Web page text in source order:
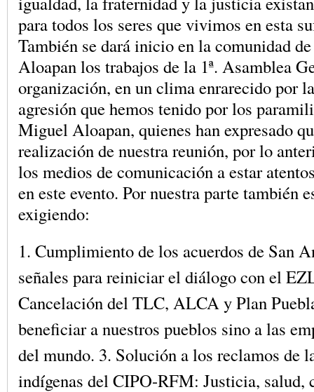
para todos los seres que vivimos en esta
También se dará inicio en la comunidad
Aloapan los trabajos de la 1ª. Asamblea
organización, en un clima enrarecido por
agresión que hemos tenido por los
Miguel Aloapan, quienes han expresado
realización de nuestra reunión, por lo
los medios de comunicación a estar
en este evento. Por nuestra parte también
exigiendo:
1. Cumplimiento de los acuerdos de San
señales para reiniciar el diálogo con el
Cancelación del TLC, ALCA y Plan
beneficiar a nuestros pueblos sino a las
del mundo. 3. Solución a los reclamos de
indígenas del CIPO-RFM: Justicia, salud,